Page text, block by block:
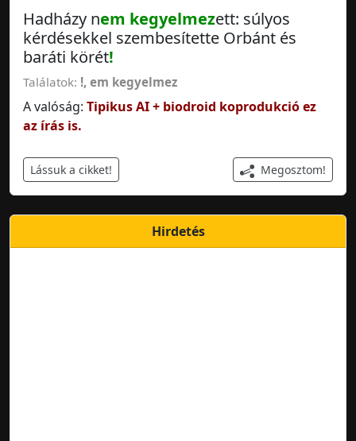
Hadházy nem kegyelmezett: súlyos
kérdésekkel szembesítette Orbánt és
baráti körét!
Találatok: !, em kegyelmez
A valóság: Tipikus AI + biodroid koprodukció ez
az írás is.
Lássuk a cikket! Megosztom!
Hirdetés